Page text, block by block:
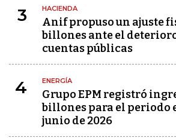
3 HACIENDA
Anif propuso un ajuste
billones ante el
cuentas públicas
4 ENERGÍA
Grupo EPM registró
billones para el periodo
junio de 2026